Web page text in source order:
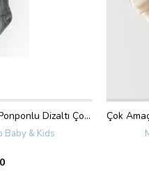
Antrasit Kız Bebek Peluş Ponponlu Dizaltı Çorap
Baby & Kids